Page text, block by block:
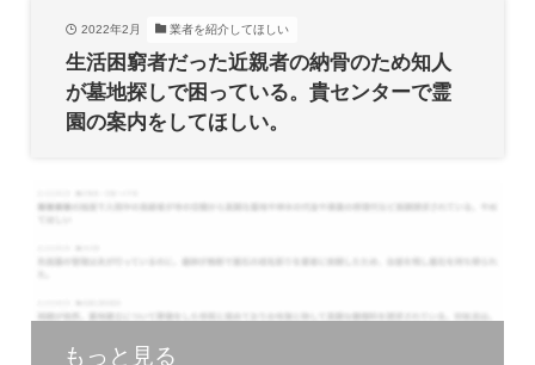
2022年2月 業者を紹介してほしい
生活困窮者だった近親者の納骨のため知人
が墓地探しで困っている。貴センターで霊
園の案内をしてほしい。
もっと見る